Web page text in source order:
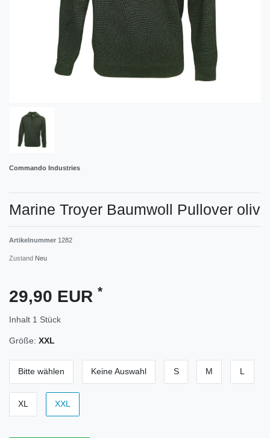
Commando Industries
Marine Troyer Baumwoll Pullover oliv
Artikelnummer 1282
Zustand Neu
29,90 EUR *
Inhalt 1 Stück
Größe: XXL
Bitte wählen Keine Auswahl S M L
XL XXL